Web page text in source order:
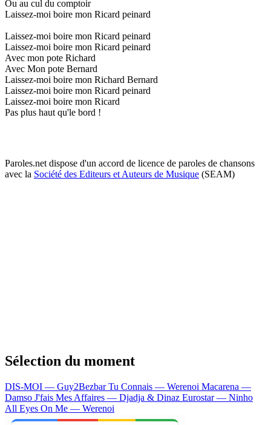
Ou au cul du comptoir
Laissez-moi boire mon Ricard peinard
Laissez-moi boire mon Ricard peinard
Laissez-moi boire mon Ricard peinard
Avec mon pote Richard
Avec Mon pote Bernard
Laissez-moi boire mon Richard Bernard
Laissez-moi boire mon Ricard peinard
Laissez-moi boire mon Ricard
Pas plus haut qu'le bord !
Paroles.net dispose d'un accord de licence de paroles de chansons
avec la Société des Editeurs et Auteurs de Musique (SEAM)
Sélection du moment
DIS-MOI — Guy2BezbarTu Connais — Werenoi Macarena —
Damso J'fais Mes Affaires — Djadja & Dinaz Eurostar — Ninho
All Eyes On Me — Werenoi